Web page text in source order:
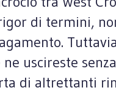
di termini,
uscireste
di altrettanti